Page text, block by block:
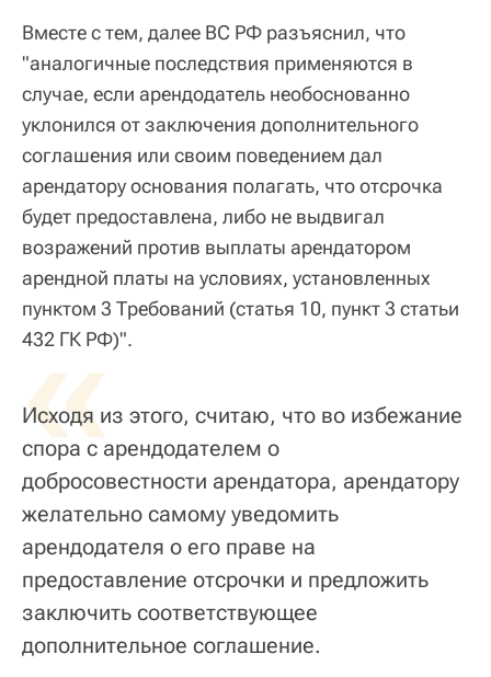
Вместе с тем, далее ВС РФ разъяснил, что
"аналогичные последствия применяются в
случае, если арендодатель необоснованно
уклонился от заключения дополнительного
соглашения или своим поведением дал
арендатору основания полагать, что отсрочка
будет предоставлена, либо не выдвигал
возражений против выплаты арендатором
арендной платы на условиях, установленных
пунктом 3 Требований (статья 10, пункт 3 статьи
432 ГК РФ)".
«
Исходя из этого, считаю, что во избежание
спора с арендодателем о
добросовестности арендатора, арендатору
желательно самому уведомить
арендодателя о его праве на
предоставление отсрочки и предложить
заключить соответствующее
дополнительное соглашение.